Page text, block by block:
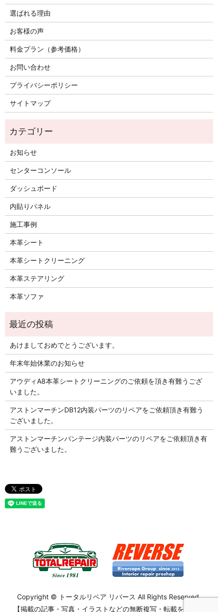
選ばれる理由
お客様の声
料金プラン（参考価格）
お問い合わせ
プライバシーポリシー
サイトマップ
お知らせ
センターコンソール
ダッシュボード
内貼りパネル
施工事例
本革シート
本革シートクリーニング
本革ステアリング
本革ソファ
あけましておめでとうございます。
年末年始休業のお知らせ
アウディA8本革シートクリーニングのご依頼を頂き有難うござ
いました。
アストンマーチンDB12内装パーツのリペアをご依頼頂き有難う
ございました。
アストンマーチンバンテージ内装パーツのリペアをご依頼頂き有
難うございました。
Copyright © トータルリペア リバース All Rights Reserved.
【掲載の記事・写真・イラストなどの無断複写・転載を禁じま